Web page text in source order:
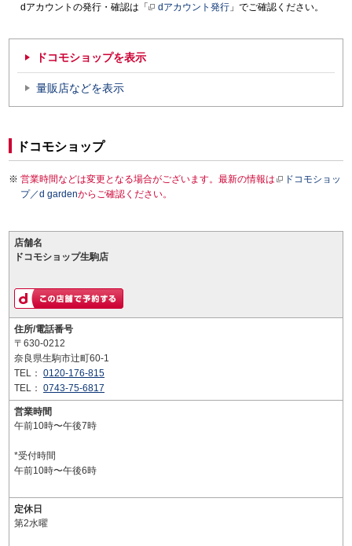
dアカウントの発行・確認は「
dアカウント発行 」でご確認ください。
ドコモショップを表示
量販店などを表示
ドコモショップ
営業時間などは変更となる場合がございます。最新の情報は
ドコモショッ
プ／d gardenからご確認ください。
店舗名
ドコモショップ生駒店
住所/電話番号
〒630-0212
奈良県生駒市辻町60-1
TEL： 0120-176-815
TEL： 0743-75-6817
営業時間
午前10時〜午後7時
*受付時間
午前10時〜午後6時
定休日
第2水曜